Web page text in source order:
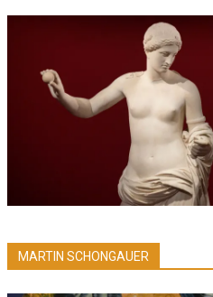
MARTIN SCHONGAUER